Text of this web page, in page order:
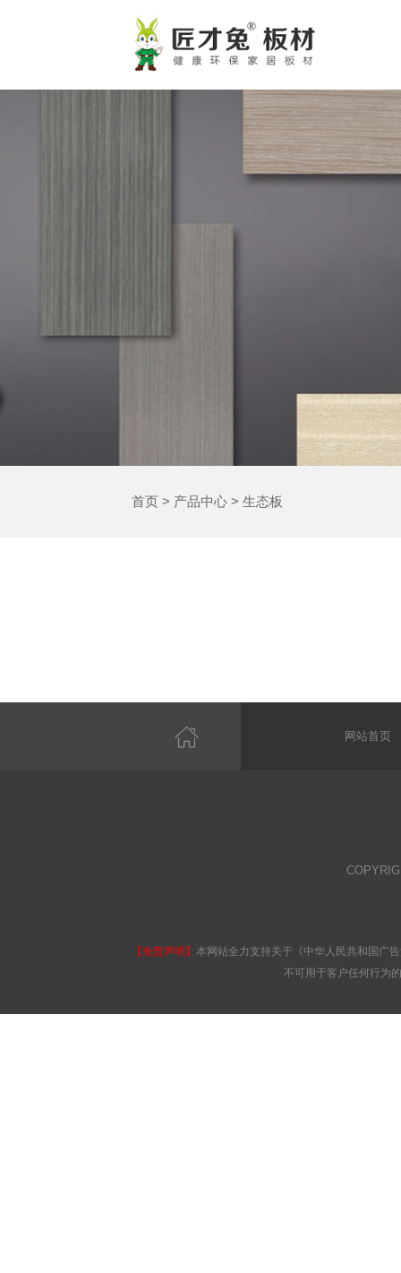
首页> 产品中心> 生态板
网站首页
【免责声明】 本网站全力支持关于《中华人民共和国广
不可用于客户任何行为